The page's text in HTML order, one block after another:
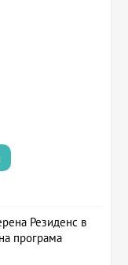
Резиденс в
програма